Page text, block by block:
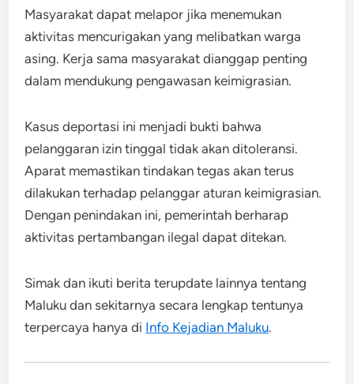
Masyarakat dapat melapor jika menemukan
aktivitas mencurigakan yang melibatkan warga
asing. Kerja sama masyarakat dianggap penting
dalam mendukung pengawasan keimigrasian.
Kasus deportasi ini menjadi bukti bahwa
pelanggaran izin tinggal tidak akan ditoleransi.
Aparat memastikan tindakan tegas akan terus
dilakukan terhadap pelanggar aturan keimigrasian.
Dengan penindakan ini, pemerintah berharap
aktivitas pertambangan ilegal dapat ditekan.
Simak dan ikuti berita terupdate lainnya tentang
Maluku dan sekitarnya secara lengkap tentunya
terpercaya hanya di Info Kejadian Maluku.